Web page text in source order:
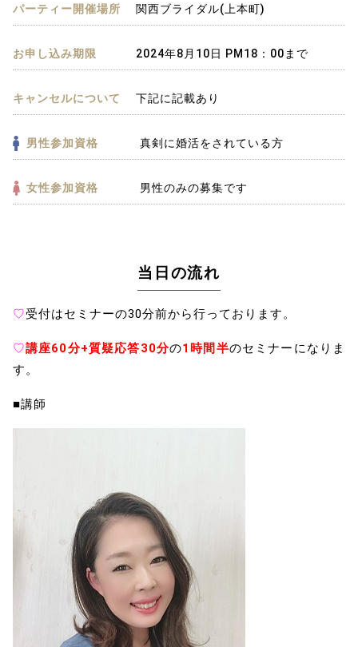
パーティー開催場所 関西ブライダル(上本町)
お申し込み期限 2024年8月10日 PM18：00まで
キャンセルについて 下記に記載あり
男性参加資格 真剣に婚活をされている方
女性参加資格 男性のみの募集です
当日の流れ
♡受付はセミナーの30分前から行っております。
♡講座60分+質疑応答30分の1時間半のセミナーになりま
す。
■講師